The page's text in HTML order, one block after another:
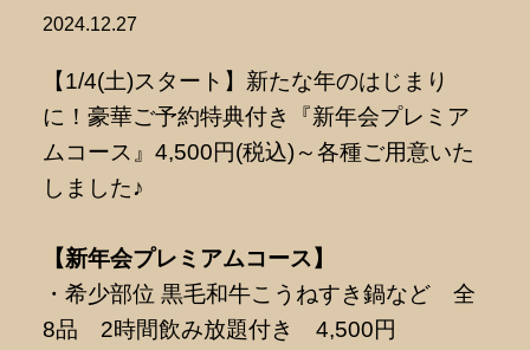
2024.12.27
【1/4(土)スタート】新たな年のはじまり
に！豪華ご予約特典付き『新年会プレミア
ムコース』4,500円(税込)～各種ご用意いた
しました♪
【新年会プレミアムコース】
・希少部位 黒毛和牛こうねすき鍋など 全
8品 2時間飲み放題付き 4,500円